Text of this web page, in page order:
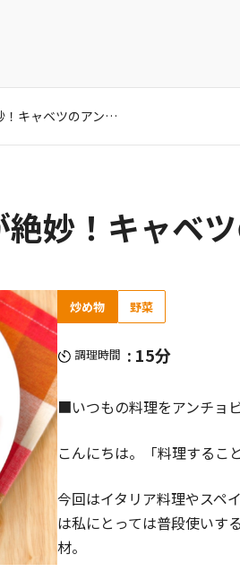
旨みと塩気、甘みが絶妙！キャベツのアンチョビ炒めのレシピ
妙！キャベ
炒め物 野菜
調理時間 : 15分
■いつもの料理をアンチョ
こんにちは。「料理するこ
今回はイタリア料理やスペ
は私にとっては普段使いす
材。